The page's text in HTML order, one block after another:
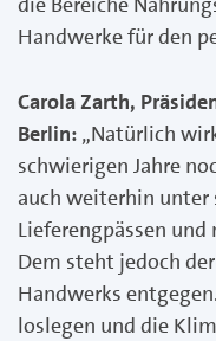
Handwerke für den
Carola Zarth,
Berlin: „Natürlich
schwierigen Jahre
auch weiterhin unter
Lieferengpässen
Dem steht jedoch
Handwerks
loslegen und die